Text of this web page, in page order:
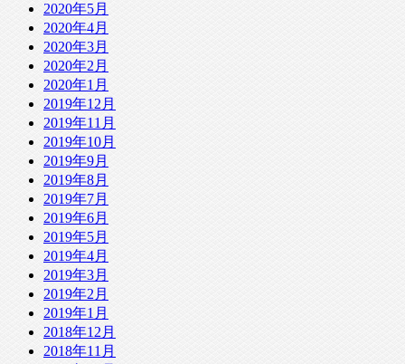
2020年5月
2020年4月
2020年3月
2020年2月
2020年1月
2019年12月
2019年11月
2019年10月
2019年9月
2019年8月
2019年7月
2019年6月
2019年5月
2019年4月
2019年3月
2019年2月
2019年1月
2018年12月
2018年11月